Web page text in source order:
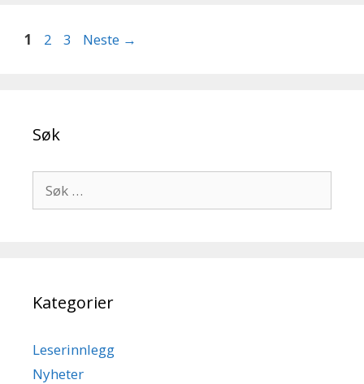
Side
1 Side
2 Side
3 Neste →
Søk
etter:
Kategorier
Leserinnlegg
Nyheter